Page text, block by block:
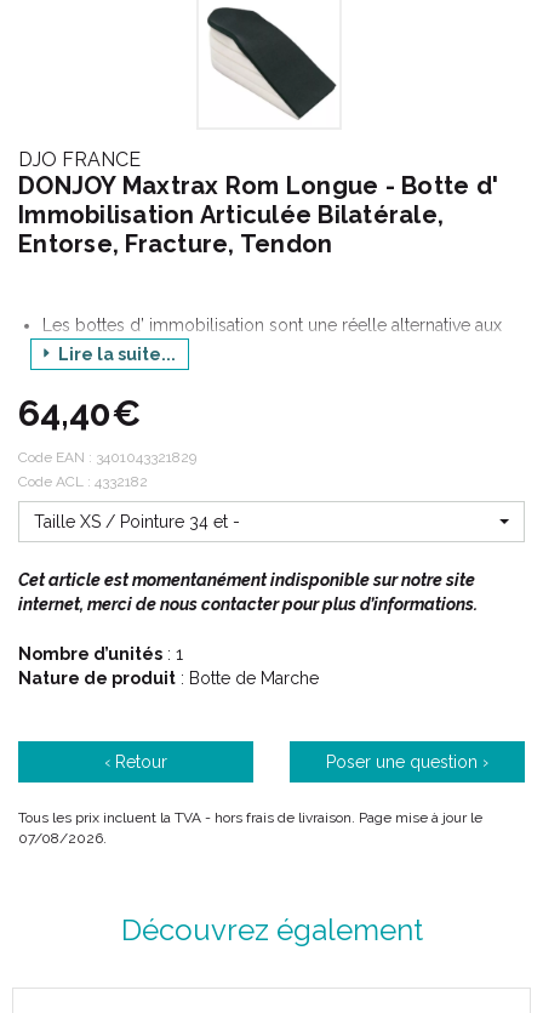
DJO FRANCE
DONJOY Maxtrax Rom Longue - Botte d'
Immobilisation Articulée Bilatérale,
Entorse, Fracture, Tendon
Les bottes d’ immobilisation sont une réelle alternative aux
immobilisations par plâtre ou résine. Outre la facilité de mise
en place, elles apportent un niveau de confort et d’ hygiène
supérieur au patient.
Facilitant la gestion d’ une plaie ou d’ un pansement, l’
permet une meilleure prévention d’ épisodes de phlébite.
Les modèles les plus récents sont dotés de garnitures
pneumatiques dont la pression adaptable permet d’ obtenir
d’excellentes performances d’ immobilisation pérennes avec
Votre TAILLE ou votre POINTURE.
OU
Indications :
ou en talus (avec étalonnage précis).
Fractures et entorses graves de la cheville.
Lire la suite...
64,40€
Code EAN : 3401043321829
Code ACL : 4332182
Taille XS / Pointure 34 et -
Cet article est momentanément indisponible sur notre site
internet, merci de nous contacter pour plus d’informations.
Nombre d’unités : 1
Nature de produit : Botte de Marche
‹ Retour Poser une question ›
Tous les prix incluent la TVA - hors frais de livraison. Page mise à jour le
07/08/2026.
Découvrez également